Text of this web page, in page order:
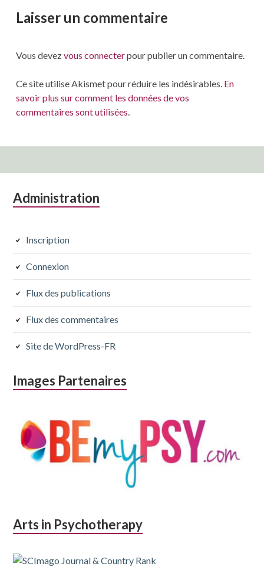
Laisser un commentaire
Vous devezvous connecterpour publier un commentaire.
Ce site utilise Akismet pour réduire les indésirables. En
savoir plus sur comment les données de vos
commentaires sont utilisées
Colonne
subsidiaire
Administration
Inscription
Connexion
Flux des publications
Flux des commentaires
Site de WordPress-FR
Images Partenaires
Arts in Psychotherapy